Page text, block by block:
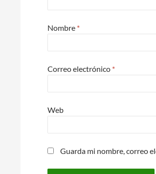
Nombre *
Correo electrónico *
Web
Guarda mi nombre, correo